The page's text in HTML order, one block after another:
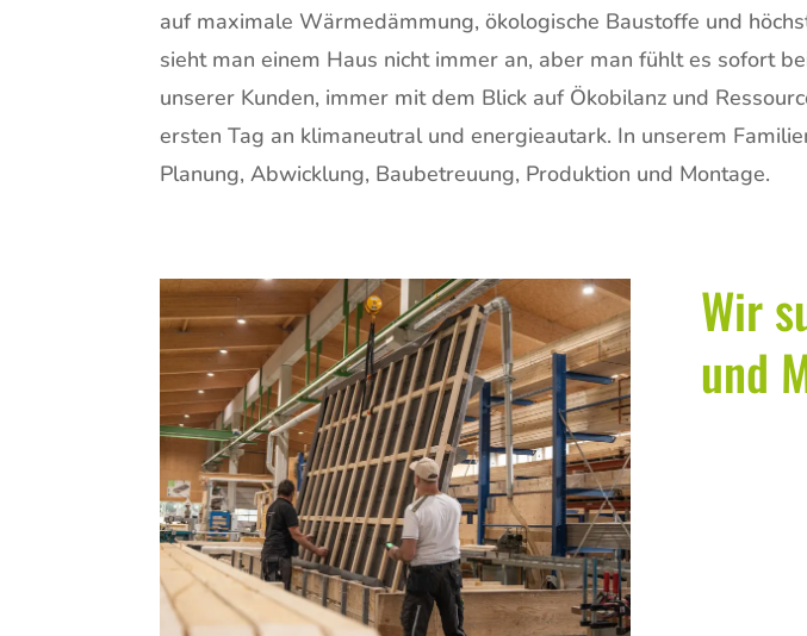
auf maximale Wärmedämmung, ökologische Baustoffe und
sieht man einem Haus nicht immer an, aber man fühlt es sofort
unserer Kunden, immer mit dem Blick auf Ökobilanz und
ersten Tag an klimaneutral und energieautark. In unserem
Planung, Abwicklung, Baubetreuung, Produktion und Montage.
Wir
und